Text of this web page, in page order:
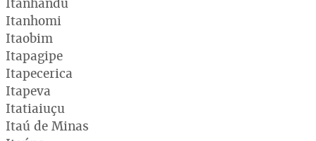
Itanhomi
Itaobim
Itapagipe
Itapecerica
Itapeva
Itatiaiuçu
Itaú de Minas